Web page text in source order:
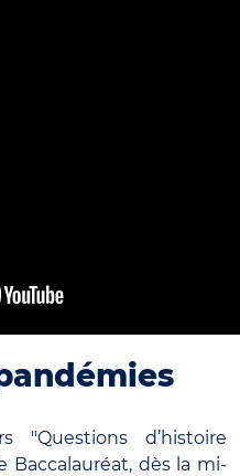
d’histoire
Baccalauréat, dès la mi-